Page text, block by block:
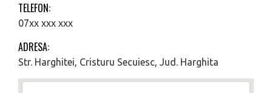
TELEFON:
07xx xxx xxx
ADRESA:
Str. Harghitei, Cristuru Secuiesc, Jud. Harghita